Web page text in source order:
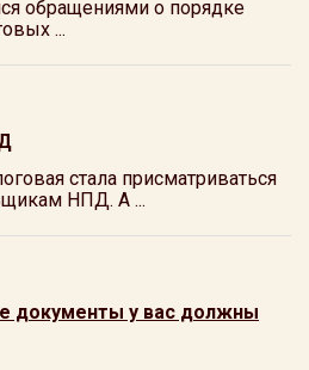
обращениями о порядке
...
стала присматриваться
НПД. А ...
документы у вас должны